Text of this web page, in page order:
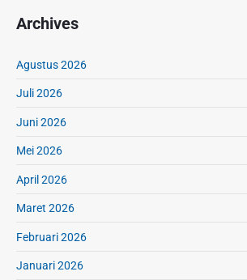
Archives
Agustus 2026
Juli 2026
Juni 2026
Mei 2026
April 2026
Maret 2026
Februari 2026
Januari 2026